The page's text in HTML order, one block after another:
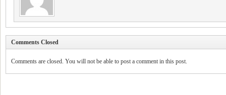
Comments Closed
Comments are closed. You will not be able to post a comment in this post.